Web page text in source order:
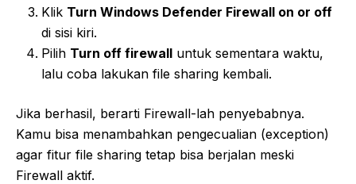
Klik Turn Windows Defender Firewall on or off
di sisi kiri.
Pilih Turn off firewall untuk sementara waktu,
lalu coba lakukan file sharing kembali.
Jika berhasil, berarti Firewall-lah penyebabnya.
Kamu bisa menambahkan pengecualian (exception)
agar fitur file sharing tetap bisa berjalan meski
Firewall aktif.